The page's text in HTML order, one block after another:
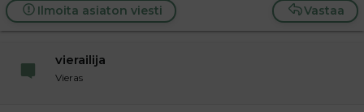
Vastaa
Ilmoita asiaton viesti
vierailija
Vieras